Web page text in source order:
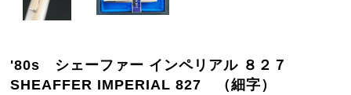
'80s シェーファー インペリアル ８２７
SHEAFFER IMPERIAL 827 （細字）